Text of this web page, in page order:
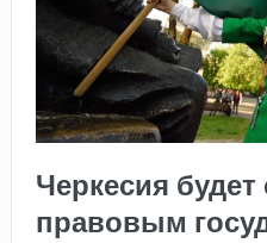
Черкесия
правовым